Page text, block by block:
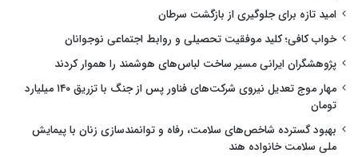
امید تازه برای جلوگیری از بازگشت سرطان
خواب کافی؛ کلید موفقیت تحصیلی و روابط اجتماعی نوجوانان
پژوهشگران ایرانی مسیر ساخت لباس‌های هوشمند را هموار کردند
مهار موج تعدیل نیروی شرکت‌های فناور پس از جنگ با تزریق ۱۴۰ میلیارد
تومان
بهبود گسترده شاخص‌های سلامت، رفاه و توانمندسازی زنان با پیمایش
ملی سلامت خانواده هند